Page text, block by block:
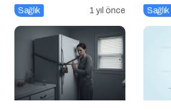
Nasıl Korunur?
Sağlık 1 yıl önce Sağlık